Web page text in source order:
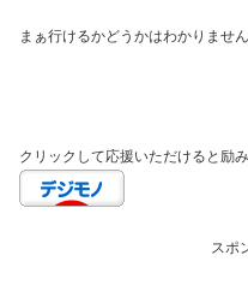
まぁ行けるかどうかはわかりません
クリックして応援いただけると励
スポ